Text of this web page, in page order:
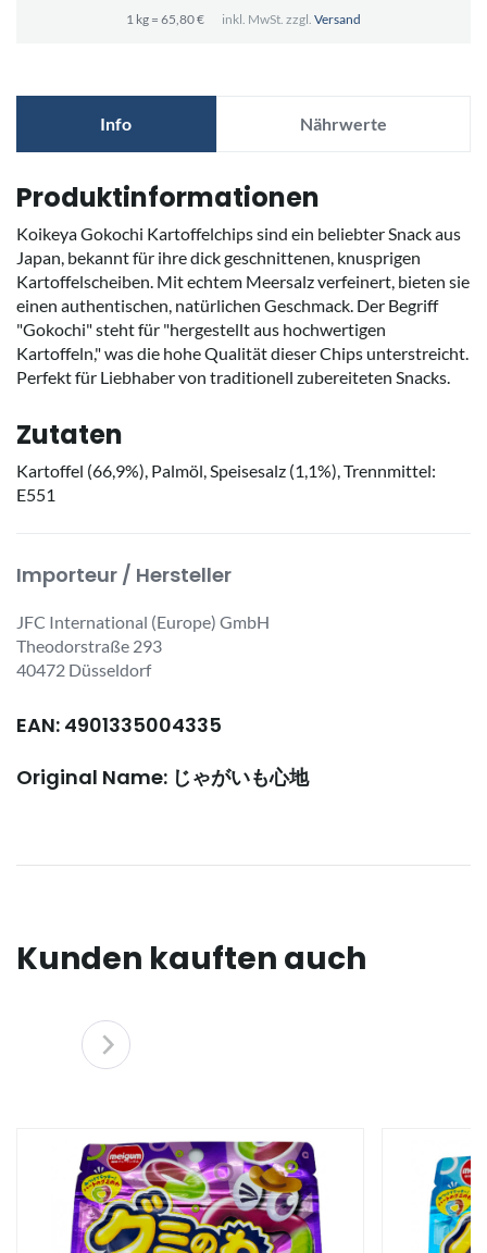
1 kg = 65,80 € inkl. MwSt. zzgl. Versand
Info Nährwerte
Produktinformationen
Koikeya Gokochi Kartoffelchips sind ein beliebter Snack aus
Japan, bekannt für ihre dick geschnittenen, knusprigen
Kartoffelscheiben. Mit echtem Meersalz verfeinert, bieten sie
einen authentischen, natürlichen Geschmack. Der Begriff
"Gokochi" steht für "hergestellt aus hochwertigen
Kartoffeln," was die hohe Qualität dieser Chips unterstreicht.
Perfekt für Liebhaber von traditionell zubereiteten Snacks.
Zutaten
Kartoffel (66,9%), Palmöl, Speisesalz (1,1%), Trennmittel:
E551
Importeur / Hersteller
JFC International (Europe) GmbH
Theodorstraße 293
40472 Düsseldorf
EAN: 4901335004335
Original Name: じゃがいも心地
Kunden kauften auch